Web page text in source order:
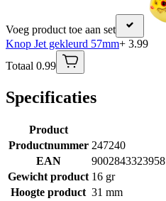
Voeg product toe aan set
Knop Jet gekleurd 57mm+ 3.99
Totaal 0.99
Specificaties
Product
Productnummer 247240
EAN
9002843323958
Gewicht product 16 gr
Hoogte product 31 mm